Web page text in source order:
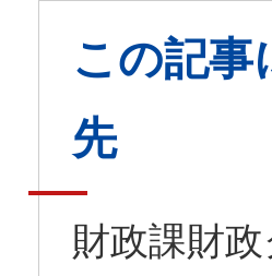
この記事
先
財政課財